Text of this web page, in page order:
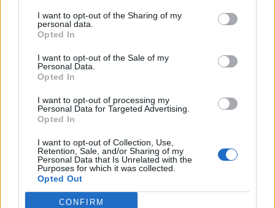
I want to opt-out of the Sharing of my
personal data.
Opted In
I want to opt-out of the Sale of my
Personal Data.
Opted In
I want to opt-out of processing my
Personal Data for Targeted Advertising.
Opted In
I want to opt-out of Collection, Use,
Retention, Sale, and/or Sharing of my
Personal Data that Is Unrelated with the
Purposes for which it was collected.
Opted Out
CONFIRM
28 November 2020
Forum Moderator
Team Farmerama DE
Zitat von DanysFarm: ↑
Ein E bitte
Zitat von Frau_Schmitt: